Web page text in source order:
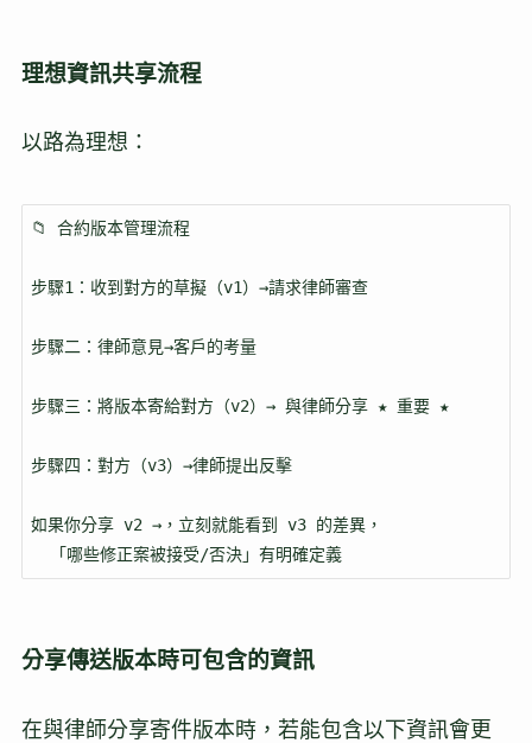
理想資訊共享流程
以路為理想：
📁 合約版本管理流程
步驟1：收到對方的草擬（v1）→請求律師審查
步驟二：律師意見→客戶的考量
步驟三：將版本寄給對方（v2）→ 與律師分享 ★ 重要 ★
步驟四：對方（v3）→律師提出反擊
如果你分享 v2 →，立刻就能看到 v3 的差異，
  「哪些修正案被接受/否決」有明確定義
分享傳送版本時可包含的資訊
在與律師分享寄件版本時，若能包含以下資訊會更